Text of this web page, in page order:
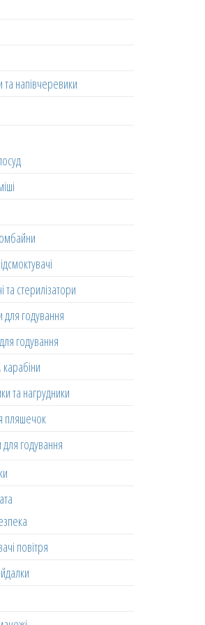
напівчеревики
та стерилізатори
годування
годування
та нагрудники
пляшечок
для годування
повітря